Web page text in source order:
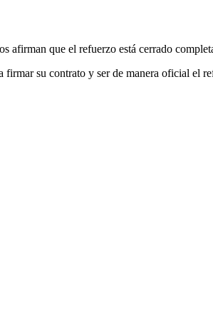
afirman que el refuerzo está cerrado
su contrato y ser de manera oficial el